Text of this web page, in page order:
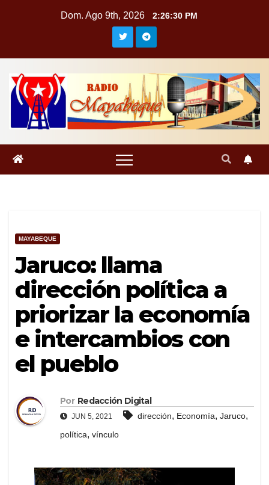
Dom. Ago 9th, 2026 2:26:30 PM
MAYABEQUE
Jaruco: llama
dirección política a
priorizar la economía
e intercambios con
el pueblo
Por Redacción Digital
JUN 5, 2021 dirección, Economía, Jaruco,
política, vínculo